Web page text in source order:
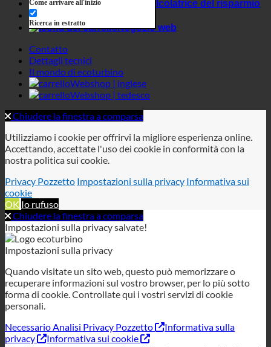
Webshop | tedesco
Utilizziamo i cookie per offrirvi la migliore esperienza online.
Accettando, accettate l'uso dei cookie in conformità con la
nostra politica sui cookie.
cookie
Chiudere la finestra a comparsa
Impostazioni sulla privacy salvate!
Impostazioni sulla privacy
Quando visitate un sito web, questo può memorizzare o
recuperare informazioni sul vostro browser, per lo più sotto
forma di cookie. Controllate qui i vostri servizi di cookie
personali.
NecessarioAnalisi Privacy Pozzetto
Questi cookie sono necessari per il funzionamento del sito web
e non possono essere disattivati nei nostri sistemi.
GDPRGDPR
Per attivare il servizio GDPR su questo sito web, utilizziamo i
seguenti cookie tecnicamente necessari: